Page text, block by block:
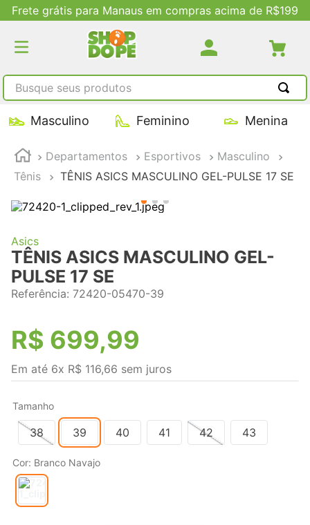
Frete grátis para Manaus em compras acima de R$199
Busque seus produtos
Masculino Feminino Menina
Departamentos Esportivos
Masculino
Tênis
TÊNIS ASICS MASCULINO GEL-PULSE 17 SE
Asics
TÊNIS ASICS MASCULINO GEL-
PULSE 17 SE
Referência: 72420-05470-39
R$ 699,99
Em até 6x R$ 116,66 sem juros
Tamanho
38 39 40 41 42 43
Cor: Branco Navajo
TERMOS MAIS BUSCADOS
2
tenis feminino
4º
adidas